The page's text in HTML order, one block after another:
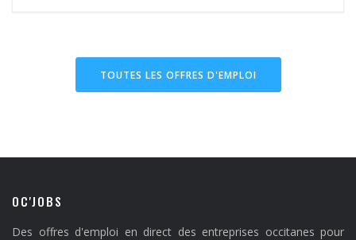
TOUTES LES OFFRES D'EMPLOI
OC'JOBS
Des offres d'emploi en direct des entreprises occitanes pour